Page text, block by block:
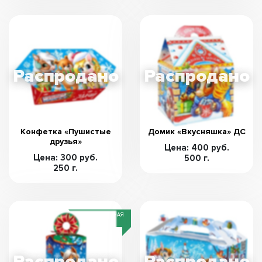
Конфетка «Пушистые
друзья»
Цена: 300 руб.
250 г.
Домик «Вкусняшка» ДС
Цена: 400 руб.
500 г.
СПЕЦИАЛЬНАЯ